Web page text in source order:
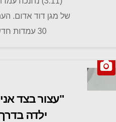
של מגן דוד אדום.
30 עמדות חדשות אשר נתרמו ע"י מייסד…
"עצור בצד
ילדה